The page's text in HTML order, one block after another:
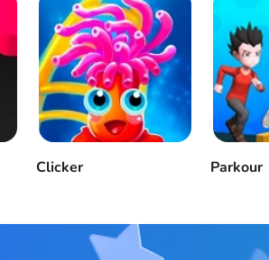
Clicker Parkour